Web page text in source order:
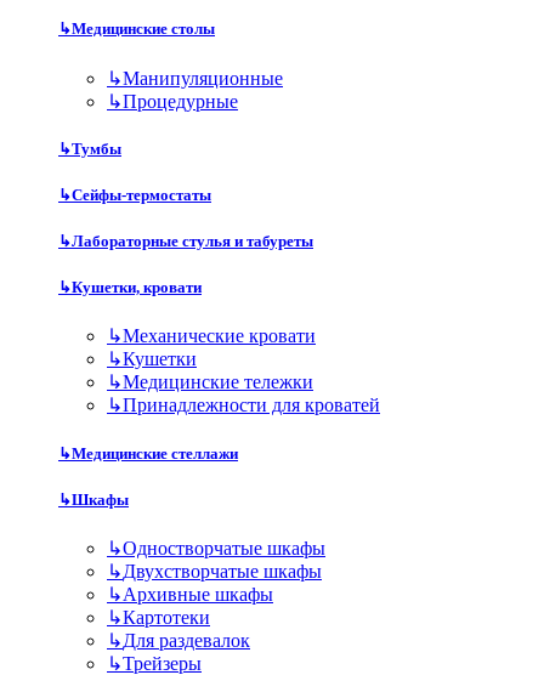
↳Медицинские столы
↳Манипуляционные
↳Процедурные
↳Тумбы
↳Сейфы-термостаты
↳Лабораторные стулья и табуреты
↳Кушетки, кровати
↳Механические кровати
↳Кушетки
↳Медицинские тележки
↳Принадлежности для кроватей
↳Медицинские стеллажи
↳Шкафы
↳Одностворчатые шкафы
↳Двухстворчатые шкафы
↳Архивные шкафы
↳Картотеки
↳Для раздевалок
↳Трейзеры